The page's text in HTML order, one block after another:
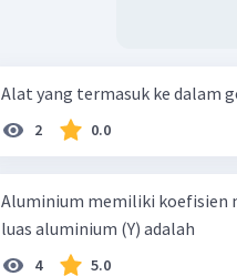
Alat yang termasuk ke dalam
2 0.0
Aluminium memiliki koefisien
luas aluminium (Y) adalah
4 5.0